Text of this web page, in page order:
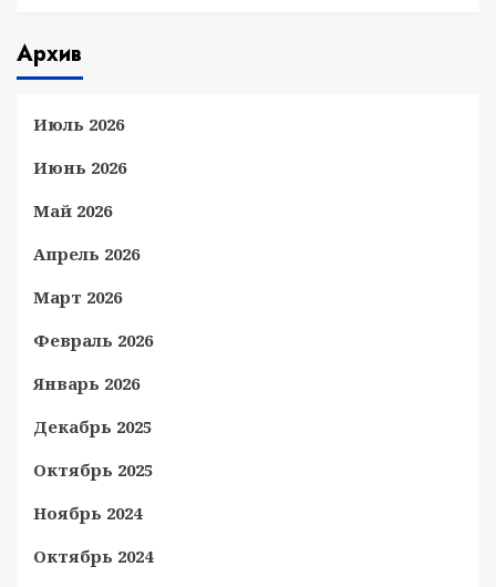
Архив
Июль 2026
Июнь 2026
Май 2026
Апрель 2026
Март 2026
Февраль 2026
Январь 2026
Декабрь 2025
Октябрь 2025
Ноябрь 2024
Октябрь 2024